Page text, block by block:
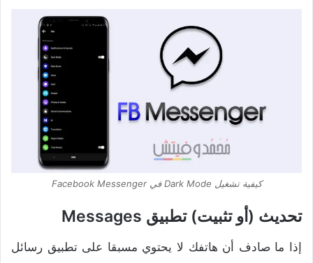
كيفية تشغيل Dark Mode في Facebook Messenger
تحديث (أو تثبيت) تطبيق Messages
إذا ما صادف أن هاتفك لا يحتوي مسبقا على تطبيق رسائل